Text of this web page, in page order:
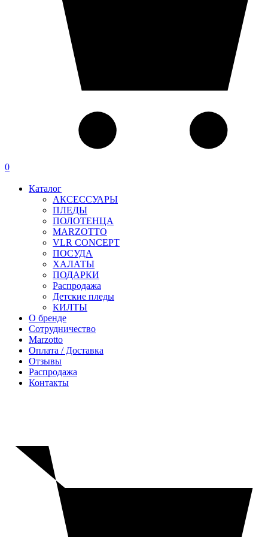
0
Каталог
АКСЕССУАРЫ
ПЛЕДЫ
ПОЛОТЕНЦА
MARZOTTO
VLR CONCEPT
ПОСУДА
ХАЛАТЫ
ПОДАРКИ
Распродажа
Детские пледы
КИЛТЫ
О бренде
Сотрудничество
Marzotto
Оплата / Доставка
Отзывы
Распродажа
Контакты